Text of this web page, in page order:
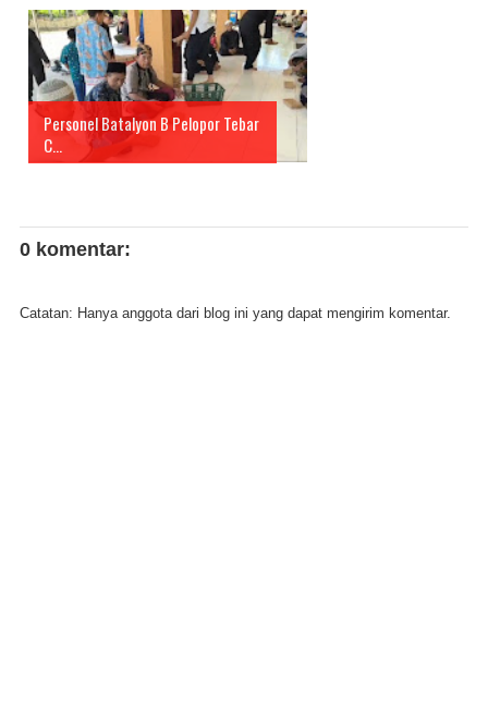
Personel Batalyon B Pelopor Tebar
C...
0 komentar:
Catatan: Hanya anggota dari blog ini yang dapat mengirim komentar.